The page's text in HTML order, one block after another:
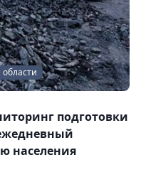
подготовки
населения